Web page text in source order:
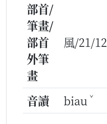
部首/
筆畫/
部首
外筆
畫
風/21/12
音讀 biau ˇ